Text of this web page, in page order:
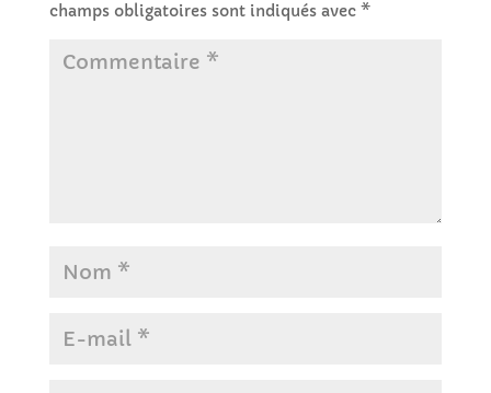
champs obligatoires sont indiqués avec *